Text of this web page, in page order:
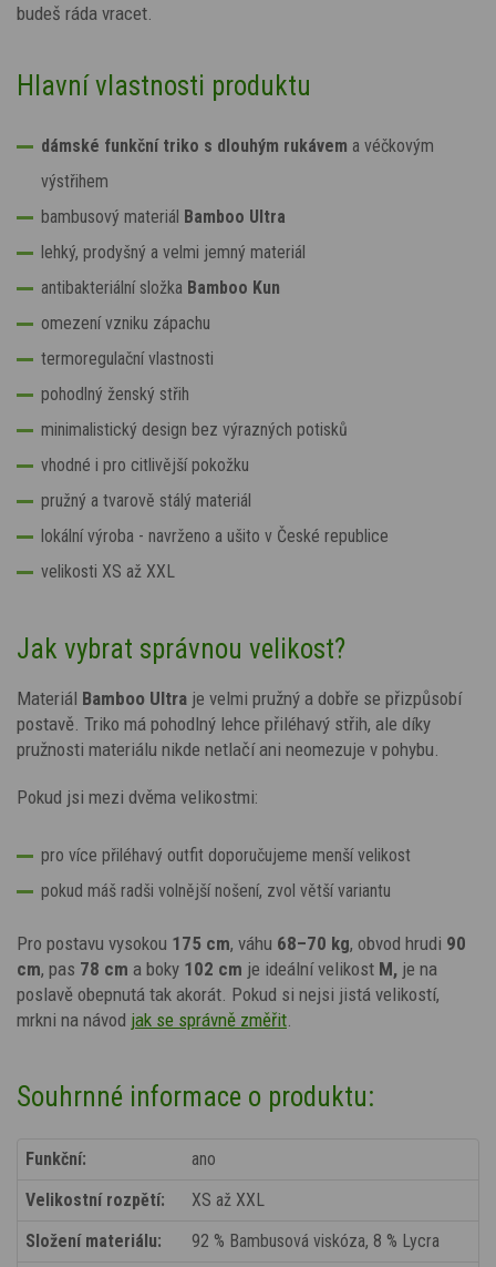
budeš ráda vracet.
Hlavní vlastnosti produktu
dámské funkční triko s dlouhým rukávem a véčkovým
výstřihem
bambusový materiál Bamboo Ultra
lehký, prodyšný a velmi jemný materiál
antibakteriální složka Bamboo Kun
omezení vzniku zápachu
termoregulační vlastnosti
pohodlný ženský střih
minimalistický design bez výrazných potisků
vhodné i pro citlivější pokožku
pružný a tvarově stálý materiál
lokální výroba - navrženo a ušito v České republice
velikosti XS až XXL
Jak vybrat správnou velikost?
Materiál Bamboo Ultra je velmi pružný a dobře se přizpůsobí
postavě. Triko má pohodlný lehce přiléhavý střih, ale díky
pružnosti materiálu nikde netlačí ani neomezuje v pohybu.
Pokud jsi mezi dvěma velikostmi:
pro více přiléhavý outfit doporučujeme menší velikost
pokud máš radši volnější nošení, zvol větší variantu
Pro postavu vysokou 175 cm, váhu 68–70 kg, obvod hrudi 90
cm, pas 78 cm a boky 102 cm je ideální velikost M, je na
poslavě obepnutá tak akorát. Pokud si nejsi jistá velikostí,
mrkni na návod jak se správně změřit
Souhrnné informace o produktu:
Funkční:
ano
Velikostní rozpětí:
XS až XXL
Složení materiálu:
92 % Bambusová viskóza, 8 % Lycra